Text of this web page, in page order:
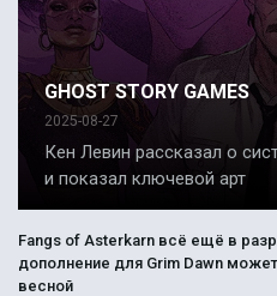
GHOST STORY GAMES
2025-08-27
Кен Левин рассказал о
и показал ключевой арт
Fangs of Asterkarn всё ещё в
дополнение для Grim Dawn
весной